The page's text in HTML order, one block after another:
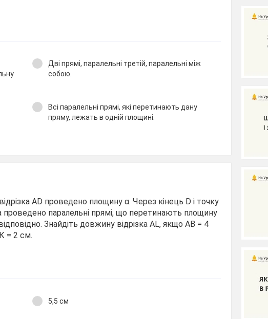
Дві прямі, паралельні третій, паралельні між
собою.
Всі паралельні прямі, які перетинають дану
пряму, лежать в одній площині.
AD проведено площину α. Через кінець D і точку
проведено паралельні прямі, що перетинають площину
Знайдіть довжину відрізка AL, якщо АВ = 4
= 2 см.
5,5 см